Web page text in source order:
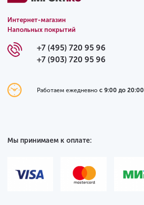
Интернет-магазин
Напольных покрытий
+7 (495) 720 95 96
+7 (903) 720 95 96
Работаем ежедневно с 9:00 до 20:00
Мы принимаем к оплате: